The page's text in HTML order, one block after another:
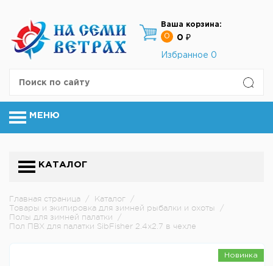
Ваша корзина:
0
0 ₽
Избранное 0
МЕНЮ
КАТАЛОГ
Главная страница / Каталог /
Товары и экипировка для зимней рыбалки и охоты
/
Полы для зимней палатки
/
Пол ПВХ для палатки SibFisher 2.4х2.7 в чехле
Новинка